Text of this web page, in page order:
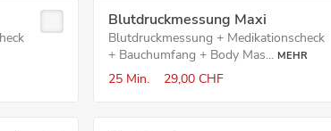
Blutdruckmessung Maxi
Blutdruckmessung + Medikationscheck
+ Bauchumfang + Body Mas... MEHR
25 Min. 29,00 CHF